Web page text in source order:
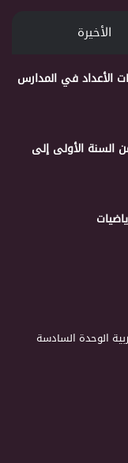
الأخيرة
الأعداد في المدارس
السنة الأولى إلى
الوحدة السادسة